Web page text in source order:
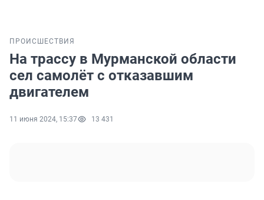
ПРОИСШЕСТВИЯ
На трассу в Мурманской области
сел самолёт с отказавшим
двигателем
11 июня 2024, 15:37 13 431